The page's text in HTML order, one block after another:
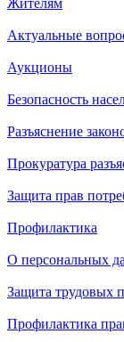
Жителям
Актуальные
Аукционы
Безопасность
Разъяснение
Прокуратура
Защита прав
Профилактика
О персональных
Защита трудовых
Профилактика